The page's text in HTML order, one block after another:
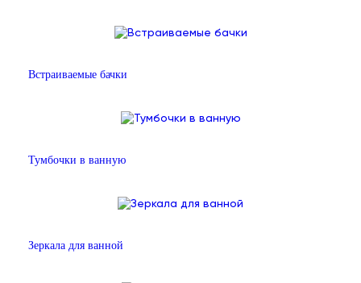
Встраиваемые бачки
Тумбочки в ванную
Зеркала для ванной